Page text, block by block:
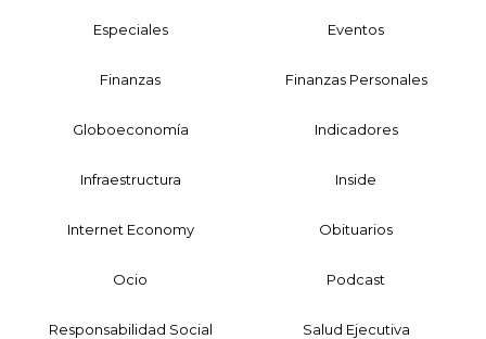
Especiales Eventos
Finanzas Finanzas Personales
Globoeconomía Indicadores
Infraestructura Inside
Internet Economy Obituarios
Ocio Podcast
Responsabilidad Social Salud Ejecutiva